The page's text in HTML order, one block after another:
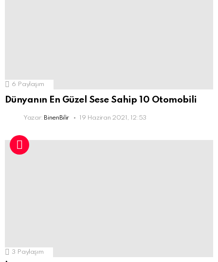
6 Paylaşım
Dünyanın En Güzel Sese Sahip 10 Otomobili
Yazar: BinenBilir 19 Haziran 2021, 12:53
3 Paylaşım